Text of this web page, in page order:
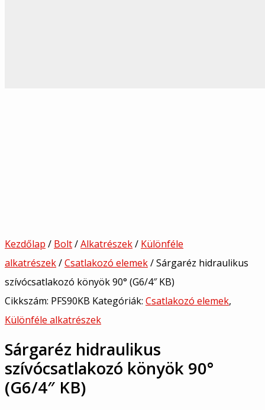
Kezdőlap / Bolt/Alkatrészek/ Különféle
alkatrészek/Csatlakozó elemek/ Sárgaréz hidraulikus
szívócsatlakozó könyök 90° (G6/4″ KB)
Cikkszám: PFS90KB Kategóriák: Csatlakozó elemek,
Különféle alkatrészek
Sárgaréz hidraulikus
szívócsatlakozó könyök 90°
(G6/4″ KB)